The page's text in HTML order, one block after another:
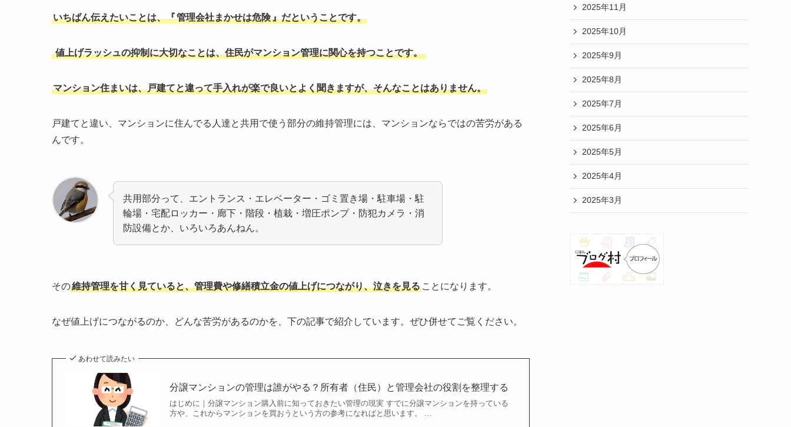
いちばん伝えたいことは、『管理会社まかせは危険』だということです。
値上げラッシュの抑制に大切なことは、住民がマンション管理に関心を持つことです。
マンション住まいは、戸建てと違って手入れが楽で良いとよく聞きますが、そんなことはありません。
戸建てと違い、マンションに住んでる人達と共用で使う部分の維持管理には、マンションならではの苦労がある
んです。
共用部分って、エントランス・エレベーター・ゴミ置き場・駐車場・駐
輪場・宅配ロッカー・廊下・階段・植栽・増圧ポンプ・防犯カメラ・消
防設備とか、いろいろあんねん。
その維持管理を甘く見ていると、管理費や修繕積立金の値上げにつながり、泣きを見る ことになります。
なぜ値上げにつながるのか、どんな苦労があるのかを、下の記事で紹介しています。ぜひ併せてご覧ください。
あわせて読みたい
分譲マンションの管理は誰がやる？所有者（住民）と管理会社の役割を整理する
はじめに｜分譲マンション購入前に知っておきたい管理の現実 すでに分譲マンションを持っている
方や、これからマンションを買おうという方の参考になればと思います。 …
2025年11月
2025年10月
2025年9月
2025年8月
2025年7月
2025年6月
2025年5月
2025年4月
2025年3月